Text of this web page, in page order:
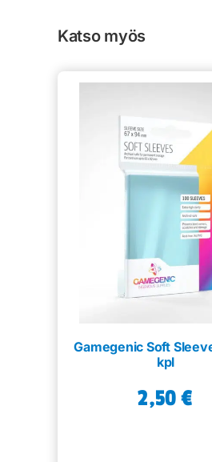
Katso myös
Gamegenic Soft
kpl
2,50€